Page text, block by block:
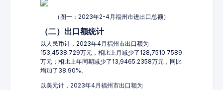
（图一：2023年2-4月福州市进出口总额）
（二）出口额统计
以人民币计，2023年4月福州市出口额为
153,4538.729万元，相比上月减少了128,7510.7589
万元；相比上年同期减少了13,9465.2358万元，同比
增加了38.90%。
以美元计，2023年4月福州市出口额为